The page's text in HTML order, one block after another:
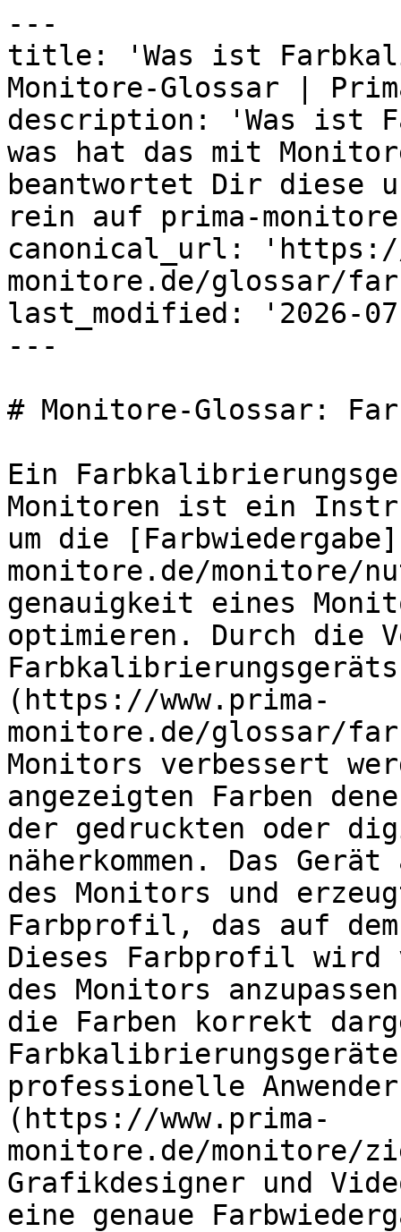
---
title: 'Was ist
Monitore-Glossar |
description: 'Was ist
was hat das mit
beantwortet Dir diese
rein auf prima-
canonical_url: 'https://
monitore.de/glossar/
last_modified: '2026-
---
# Monitore-Glossar:
Ein
Monitoren ist ein
um die
monitore.de/monitore/
genauigkeit eines
optimieren. Durch die
(https://www.prima-
monitore.de/glossar/
Monitors verbessert
angezeigten Farben
der gedruckten oder
näherkommen. Das
des Monitors und
Farbprofil, das auf
Dieses Farbprofil wird
des Monitors
die Farben korrekt
professionelle
(https://www.prima-
monitore.de/monitore/
Grafikdesigner und
eine genaue